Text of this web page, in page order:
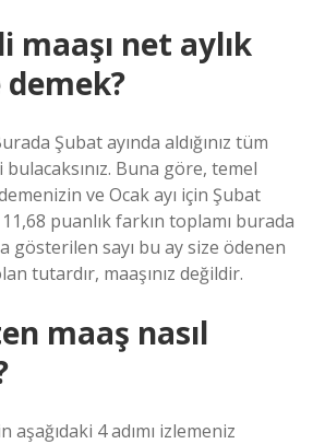
maaşı net aylık
Şubat ayında aldığınız tüm
Buna göre, temel
ve Ocak ayı için Şubat
puanlık farkın toplamı burada
gösterilen sayı bu ay size ödenen
tutardır, maaşınız değildir.
maaş nasıl
aşağıdaki 4 adımı izlemeniz